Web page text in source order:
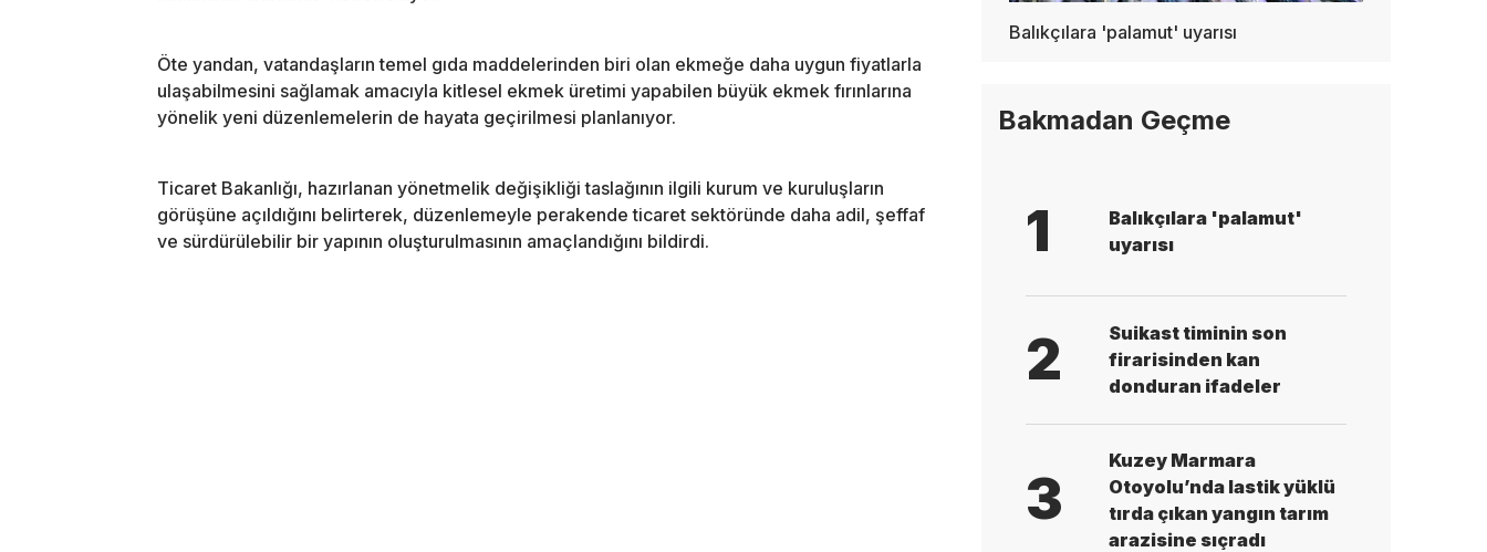
Öte yandan, vatandaşların temel gıda maddelerinden biri olan ekmeğe daha uygun fiyatlarla
ulaşabilmesini sağlamak amacıyla kitlesel ekmek üretimi yapabilen büyük ekmek fırınlarına
yönelik yeni düzenlemelerin de hayata geçirilmesi planlanıyor.
Ticaret Bakanlığı, hazırlanan yönetmelik değişikliği taslağının ilgili kurum ve kuruluşların
görüşüne açıldığını belirterek, düzenlemeyle perakende ticaret sektöründe daha adil, şeffaf
ve sürdürülebilir bir yapının oluşturulmasının amaçlandığını bildirdi.
Balıkçılara 'palamut' uyarısı
Bakmadan Geçme
1
Balıkçılara 'palamut'
uyarısı
2
Suikast timinin son
firarisinden kan
donduran ifadeler
3
Kuzey Marmara
Otoyolu’nda lastik yüklü
tırda çıkan yangın tarım
arazisine sıçradı